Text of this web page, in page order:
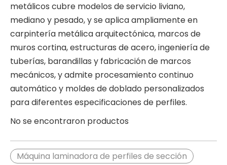
metálicos cubre modelos de servicio liviano,
mediano y pesado, y se aplica ampliamente en
carpintería metálica arquitectónica, marcos de
muros cortina, estructuras de acero, ingeniería de
tuberías, barandillas y fabricación de marcos
mecánicos, y admite procesamiento continuo
automático y moldes de doblado personalizados
para diferentes especificaciones de perfiles.
No se encontraron productos
Máquina laminadora de perfiles de sección